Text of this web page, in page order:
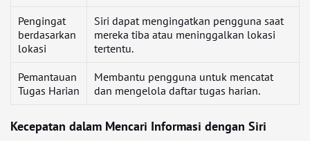
Pengingat
berdasarkan
lokasi
Siri dapat mengingatkan pengguna saat
mereka tiba atau meninggalkan lokasi
tertentu.
Pemantauan
Tugas Harian
Membantu pengguna untuk mencatat
dan mengelola daftar tugas harian.
Kecepatan dalam Mencari Informasi dengan Siri